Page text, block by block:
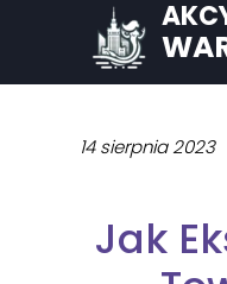
14 sierpnia 2023
Jak